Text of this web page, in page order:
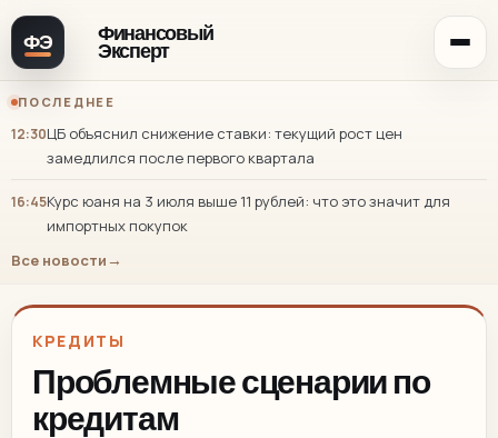
ФЭ Финансовый
Эксперт
ПОСЛЕДНЕЕ
12:30ЦБ объяснил снижение ставки: текущий рост цен
замедлился после первого квартала
16:45Курс юаня на 3 июля выше 11 рублей: что это значит для
импортных покупок
Все новости
КРЕДИТЫ
Проблемные сценарии по
кредитам